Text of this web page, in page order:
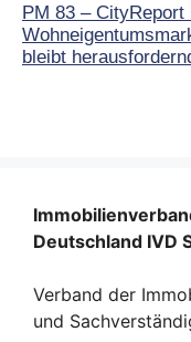
PM 83 – CityReport
bleibt
Deutschland IVD
Verband der
und